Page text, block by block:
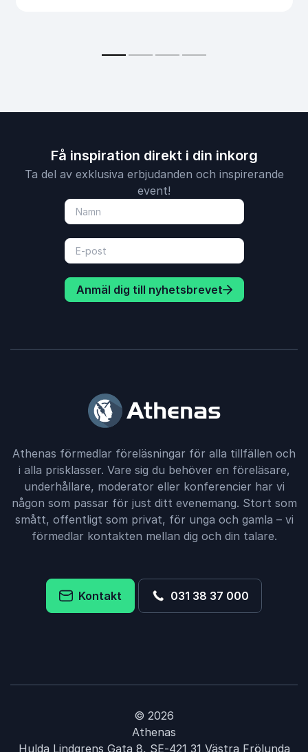
Få inspiration direkt i din inkorg
Ta del av exklusiva erbjudanden och inspirerande
event!
Anmäl dig till nyhetsbrevet
Athenas förmedlar föreläsningar för alla tillfällen och
i alla prisklasser. Vare sig du behöver en föreläsare,
underhållare, moderator eller konferencier har vi
någon som passar för just ditt evenemang. Stort som
smått, offentligt som privat, för unga och gamla – vi
förmedlar kontakten mellan dig och din talare.
Kontakt 031 38 37 000
© 2026
Athenas
Hulda Lindgrens Gata 8, SE-421 31 Västra Frölunda